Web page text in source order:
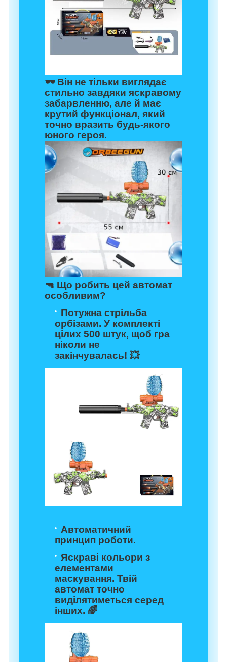
🕶️ Він не тільки виглядає
стильно завдяки яскравому
забарвленню, але й має
крутий функціонал, який
точно вразить будь-якого
юного героя.
🔫 Що робить цей автомат
особливим?
Потужна стрільба
орбізами. У комплекті
цілих 500 штук, щоб гра
ніколи не
закінчувалась! 💥
Автоматичний
принцип роботи.
Яскраві кольори з
елементами
маскування. Твій
автомат точно
виділятиметься серед
інших. 🌈